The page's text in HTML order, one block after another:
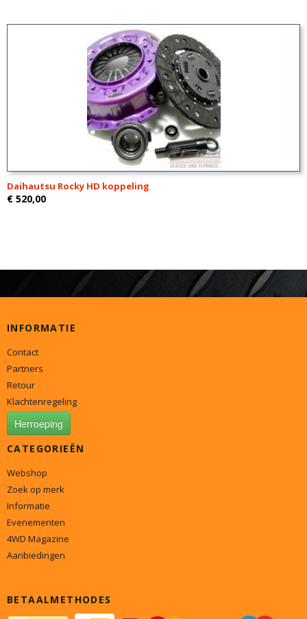
Daihautsu Rocky HD koppeling
€ 520,00
INFORMATIE
Contact
Partners
Retour
Klachtenregeling
Herroeping
CATEGORIEËN
Webshop
Zoek op merk
Informatie
Evenementen
4WD Magazine
Aanbiedingen
BETAALMETHODES